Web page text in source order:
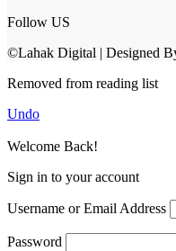
Follow US
©Lahak Digital | Designed
Removed from reading list
Undo
Welcome Back!
Sign in to your account
Username or Email Address
Password